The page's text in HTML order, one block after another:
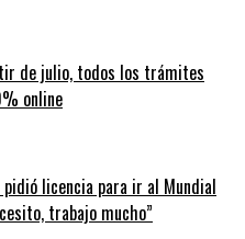
de julio, todos los trámites
online
pidió licencia para ir al Mundial
trabajo mucho”